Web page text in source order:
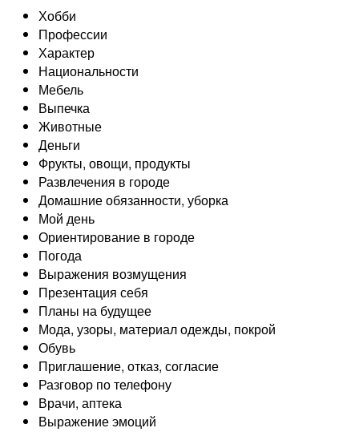
Хобби
Профессии
Характер
Национальности
Мебель
Выпечка
Животные
Деньги
Фрукты, овощи, продукты
Развлечения в городе
Домашние обязанности, уборка
Мой день
Ориентирование в городе
Погода
Выражения возмущения
Презентация себя
Планы на будущее
Мода, узоры, материал одежды, покрой
Обувь
Приглашение, отказ, согласие
Разговор по телефону
Врачи, аптека
Выражение эмоций